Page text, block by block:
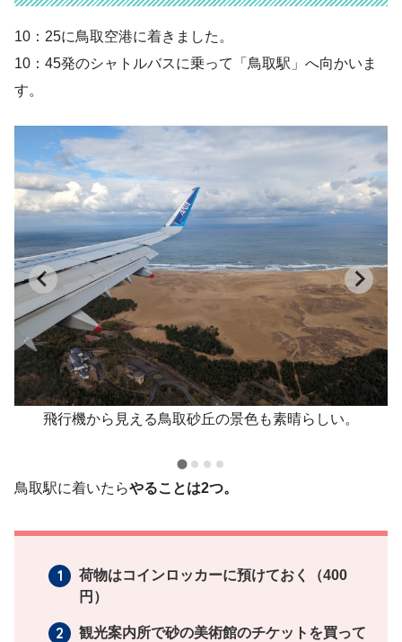
10：25に鳥取空港に着きました。
10：45発のシャトルバスに乗って「鳥取駅」へ向かいま
す。
飛行機から見える鳥取砂丘の景色も素晴らしい。
鳥取駅に着いたらやることは2つ。
荷物はコインロッカーに預けておく（400
円）
観光案内所で砂の美術館のチケットを買って